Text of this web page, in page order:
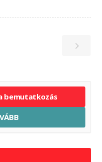
bemutatkozás